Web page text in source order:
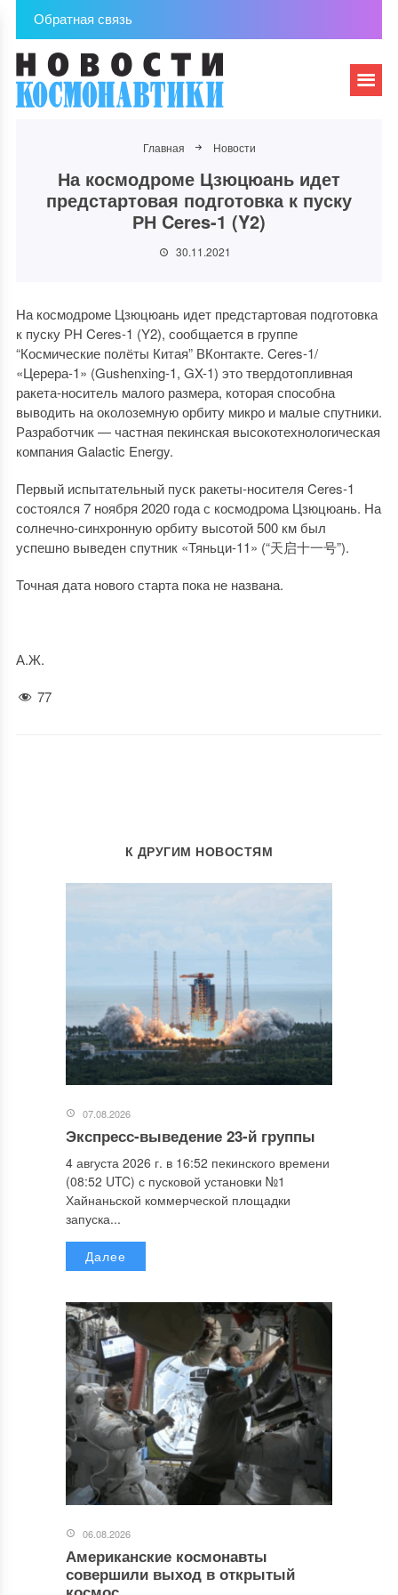
Обратная связь
Главная Новости
На космодроме Цзюцюань идет
предстартовая подготовка к пуску
РН Ceres-1 (Y2)
30.11.2021
На космодроме Цзюцюань идет предстартовая подготовка
к пуску РН Ceres-1 (Y2), сообщается в группе
“Космические полёты Китая” ВКонтакте. Ceres-1/
«Церера-1» (Gushenxing-1, GX-1) это твердотопливная
ракета-носитель малого размера, которая способна
выводить на околоземную орбиту микро и малые спутники.
Разработчик — частная пекинская высокотехнологическая
компания Galactic Energy.
Первый испытательный пуск ракеты-носителя Ceres-1
состоялся 7 ноября 2020 года с космодрома Цзюцюань. На
солнечно-синхронную орбиту высотой 500 км был
успешно выведен спутник «Тяньци-11» (“天启十一号”).
Точная дата нового старта пока не названа.
А.Ж.
77
К ДРУГИМ НОВОСТЯМ
07.08.2026
Экспресс-выведение 23-й группы
4 августа 2026 г. в 16:52 пекинского времени
(08:52 UTC) с пусковой установки №1
Хайнаньской коммерческой площадки
запуска...
Далее
06.08.2026
Американские космонавты
совершили выход в открытый